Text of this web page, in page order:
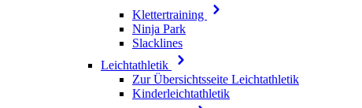
Klettertraining
Ninja Park
Slacklines
Leichtathletik
Zur Übersichtsseite Leichtathletik
Kinderleichtathletik